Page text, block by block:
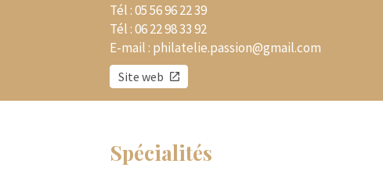
Tél :05 56 96 22 39
Tél :06 22 98 33 92
E-mail : philatelie.passion@gmail.com
Site web
Spécialités